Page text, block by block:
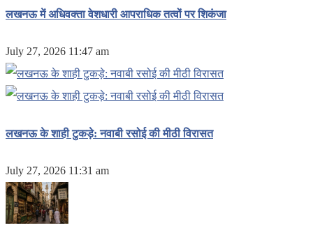
लखनऊ में अधिवक्ता वेशधारी आपराधिक तत्वों पर शिकंजा
July 27, 2026 11:47 am
लखनऊ के शाही टुकड़े: नवाबी रसोई की मीठी विरासत
July 27, 2026 11:31 am